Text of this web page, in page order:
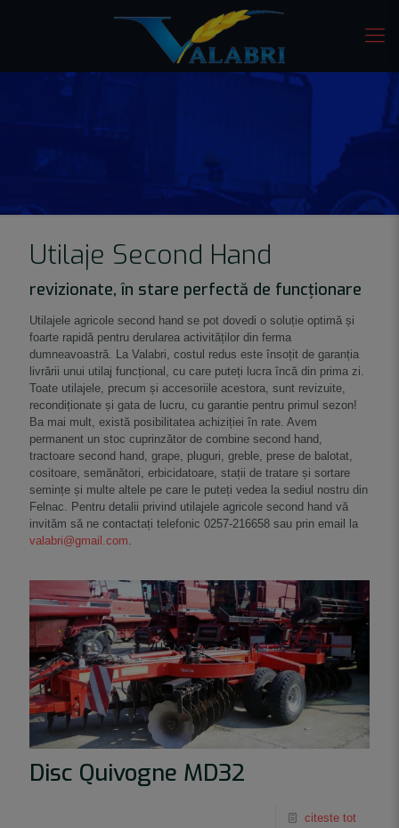
Utilaje Second Hand
revizionate, în stare perfectă de funcționare
Utilajele agricole second hand se pot dovedi o soluție optimă și
foarte rapidă pentru derularea activităților din ferma
dumneavoastră. La Valabri, costul redus este însoțit de garanția
livrării unui utilaj funcțional, cu care puteți lucra încă din prima zi.
Toate utilajele, precum și accesoriile acestora, sunt revizuite,
recondiționate și gata de lucru, cu garantie pentru primul sezon!
Ba mai mult, există posibilitatea achiziției în rate. Avem
permanent un stoc cuprinzător de combine second hand,
tractoare second hand, grape, pluguri, greble, prese de balotat,
cositoare, semănători, erbicidatoare, stații de tratare și sortare
semințe și multe altele pe care le puteți vedea la sediul nostru din
Felnac. Pentru detalii privind utilajele agricole second hand vă
invităm să ne contactați telefonic 0257-216658 sau prin email la
valabri@gmail.com.
Disc Quivogne MD32
citeste tot